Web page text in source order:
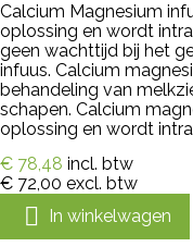
Calcium Magnesium
oplossing en wordt
geen wachttijd bij het
infuus. Calcium
behandeling van
schapen. Calcium
oplossing en wordt
€ 78,48 incl. btw
€ 72,00 excl. btw
 In winkelwagen